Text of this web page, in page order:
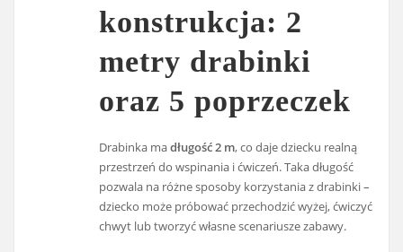
konstrukcja: 2
metry drabinki
oraz 5 poprzeczek
Drabinka madługość 2 m, co daje dziecku realną
przestrzeń do wspinania i ćwiczeń. Taka długość
pozwala na różne sposoby korzystania z drabinki –
dziecko może próbować przechodzić wyżej, ćwiczyć
chwyt lub tworzyć własne scenariusze zabawy.